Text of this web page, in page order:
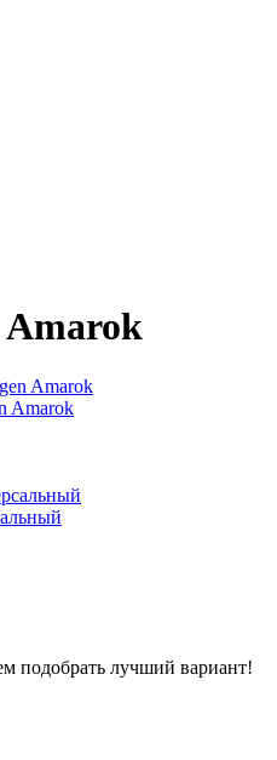
Amarok
Amarok
подобрать лучший вариант!